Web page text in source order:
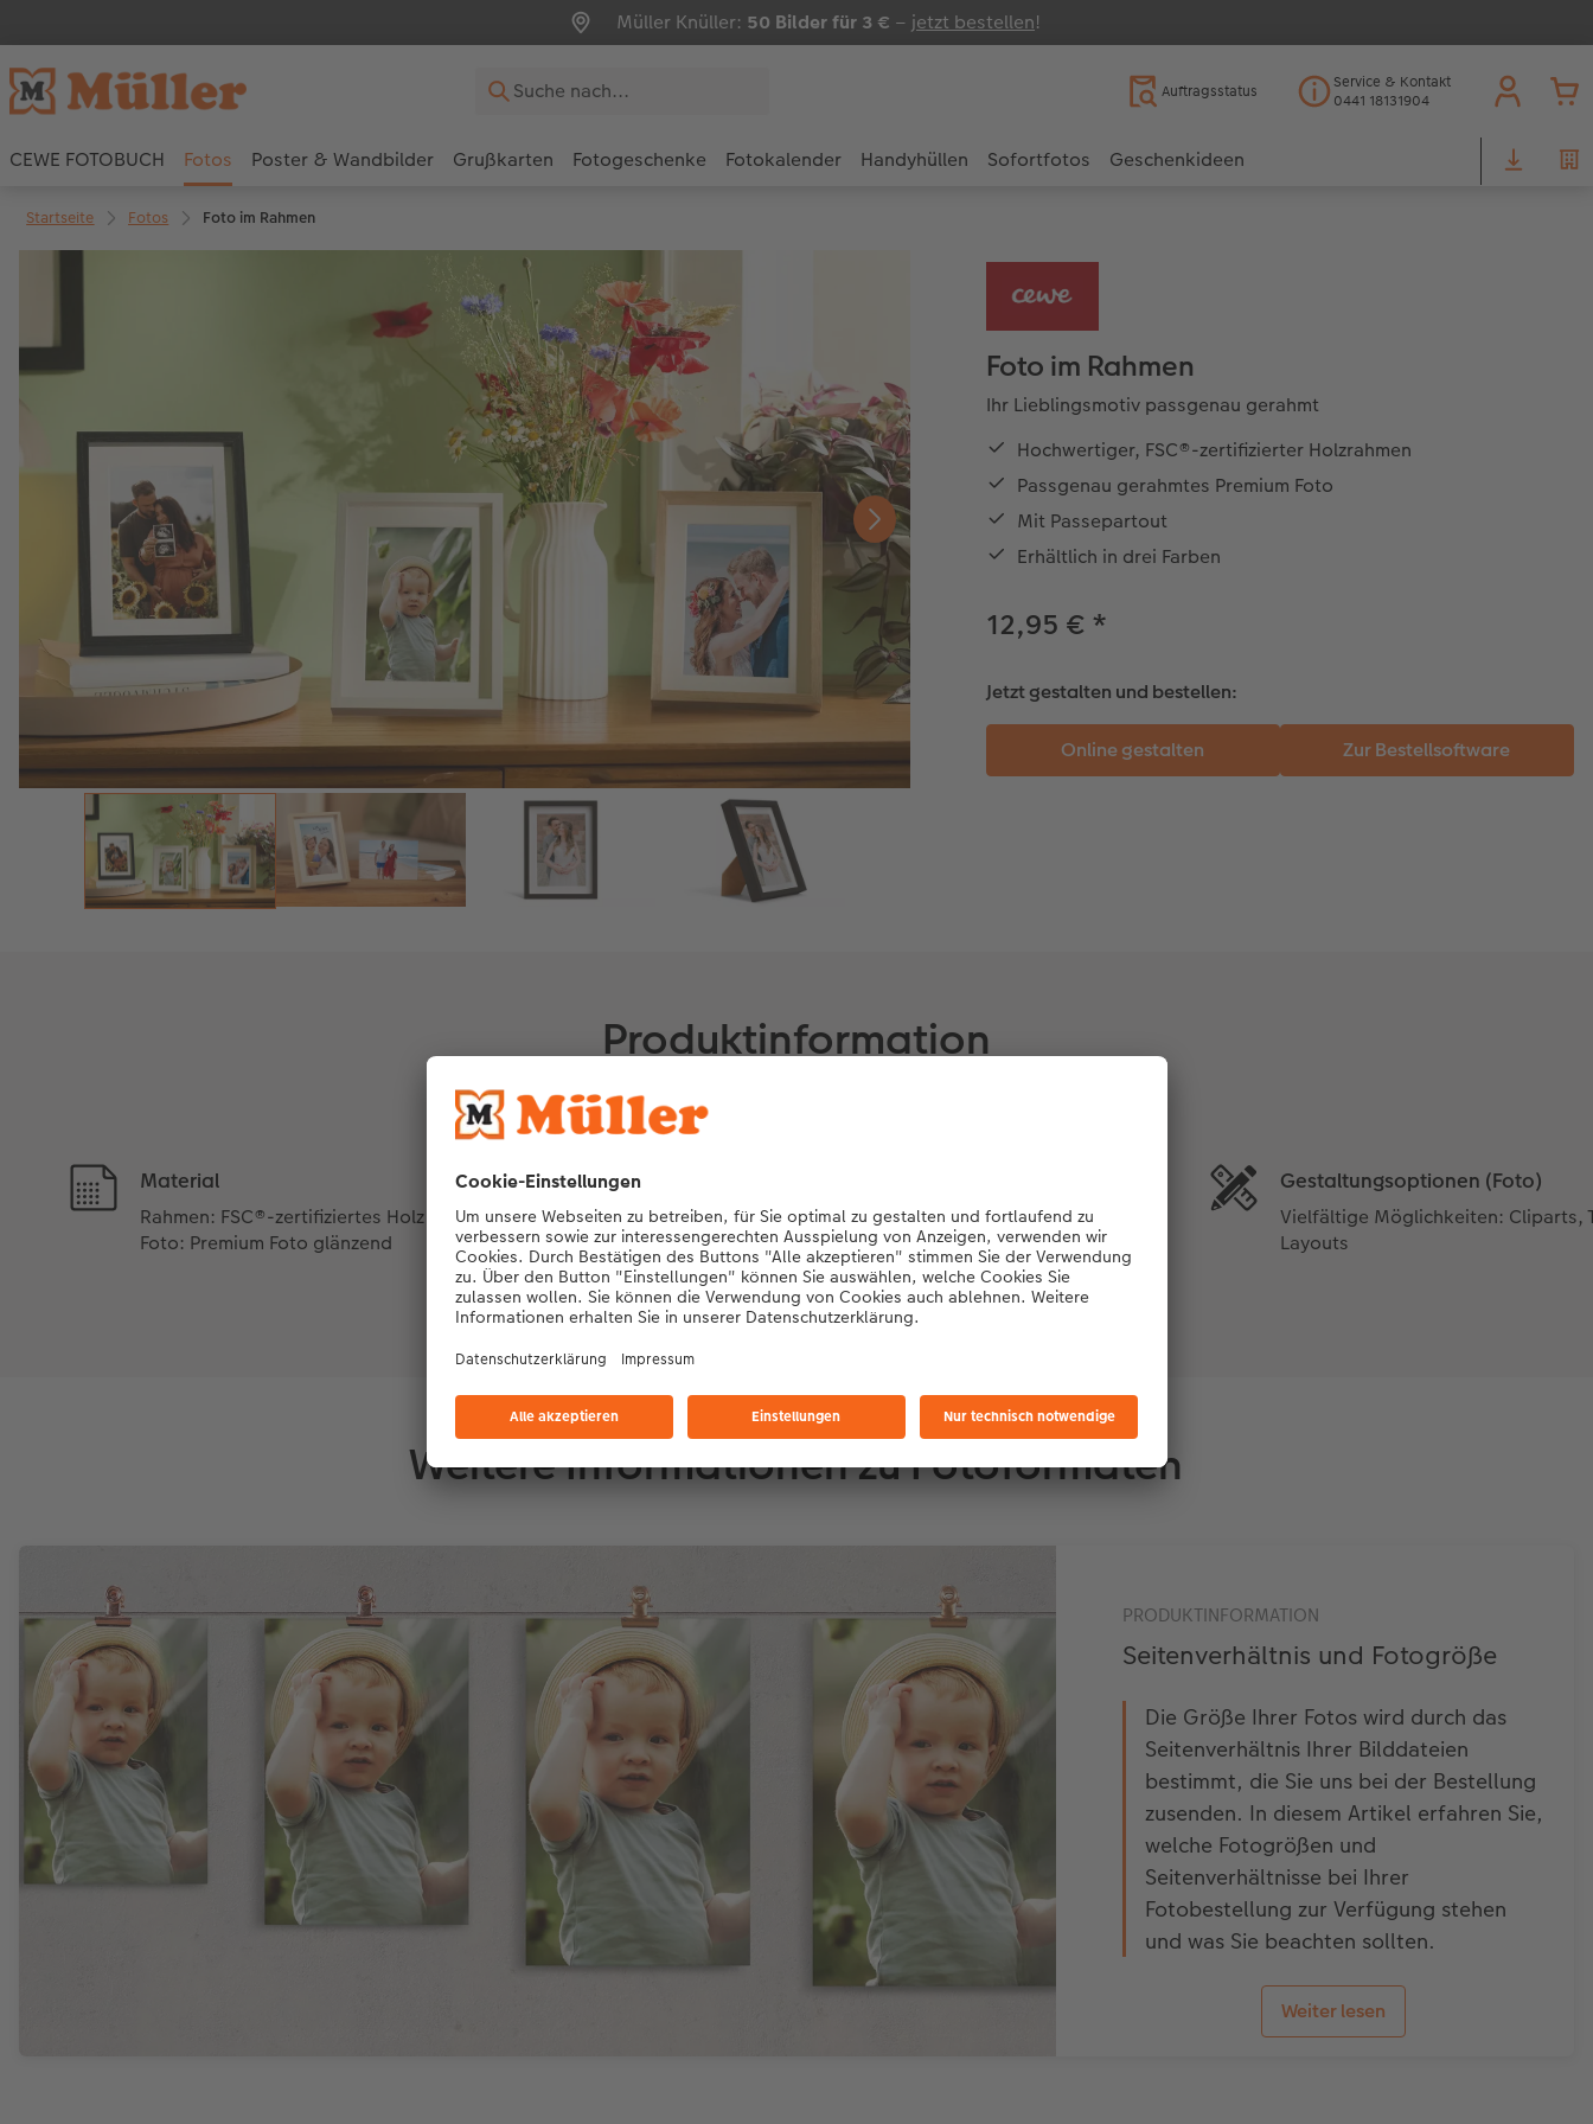
Müller Knüller: 50 Bilder für 3 € – jetzt bestellen!
Auftragsstatus
Service & Kontakt
0441 18131904
CEWE FOTOBUCH Fotos Poster & Wandbilder Grußkarten Fotogeschenke Fotokalender Handyhüllen Sofortfotos Geschenkideen
Startseite Fotos Foto im Rahmen
Foto im Rahmen
Ihr Lieblingsmotiv passgenau gerahmt
Hochwertiger, FSC®-zertifizierter Holzrahmen
Passgenau gerahmtes Premium Foto
Mit Passepartout
Erhältlich in drei Farben
12,95 € *
Jetzt gestalten und bestellen:
Produktinformation
Material
Rahmen: FSC®-zertifiziertes Holz
Foto: Premium Foto glänzend
Motiv: 10 x 15 cm
Rahmen: 14,5 x 19,5 cm
Tiefe: 2,5 cm
Gestaltungsoptionen (Foto)
Vielfältige Möglichkeiten: Cliparts,
Layouts
Weitere Informationen zu Fotoformaten
PRODUKTINFORMATION
Seitenverhältnis und Fotogröße
Die Größe Ihrer Fotos wird durch das
Seitenverhältnis Ihrer Bilddateien
bestimmt, die Sie uns bei der Bestellung
zusenden. In diesem Artikel erfahren Sie,
welche Fotogrößen und
Seitenverhältnisse bei Ihrer
Fotobestellung zur Verfügung stehen
und was Sie beachten sollten.
Weiter lesen